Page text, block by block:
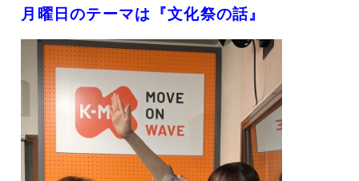
月曜日のテーマは『文化祭の話』